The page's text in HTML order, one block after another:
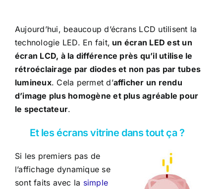
Aujourd’hui, beaucoup d’écrans LCD utilisent la
technologie LED. En fait, un écran LED est un
écran LCD, à la différence près qu’il utilise le
rétroéclairage par diodes et non pas par tubes
lumineux. Cela permet d’afficher un rendu
d’image plus homogène et plus agréable pour
le spectateur.
Et les écrans vitrine dans tout ça ?
Si les premiers pas de
l’affichage dynamique se
sont faits avec la simple